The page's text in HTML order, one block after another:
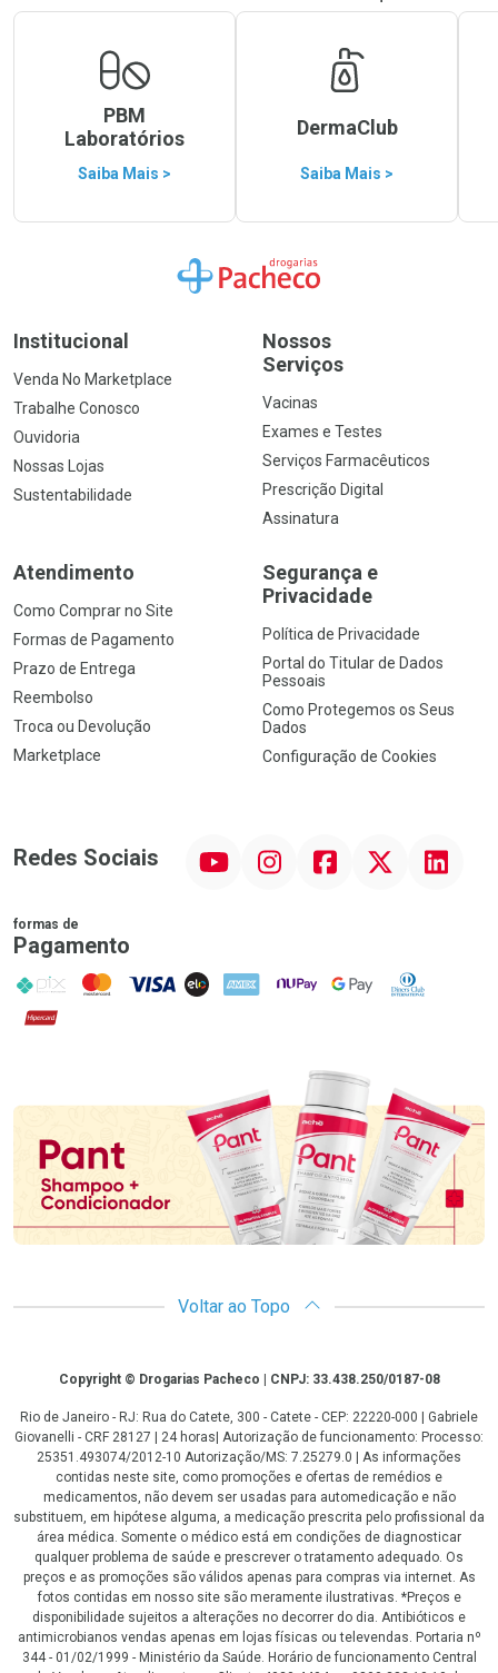
PBM
Laboratórios
Saiba Mais >
DermaClub
Saiba Mais >
Ir para a Home
Institucional
Venda No Marketplace
Trabalhe Conosco
Ouvidoria
Nossas Lojas
Sustentabilidade
Nossos
Serviços
Vacinas
Exames e Testes
Serviços Farmacêuticos
Prescrição Digital
Assinatura
Atendimento
Como Comprar no Site
Formas de Pagamento
Prazo de Entrega
Reembolso
Troca ou Devolução
Marketplace
Segurança e
Privacidade
Política de Privacidade
Portal do Titular de Dados
Pessoais
Como Protegemos os Seus
Dados
Configuração de Cookies
Redes Sociais InstagramFacebook Linkedin
formas de
Pagamento
PIX MasterCard
VISA ELO AMEX NuPay Google PayDiners Club
Hipercard
Promoção em Destaque
Voltar ao Topo
CopyrightCopyright © Drogarias Pacheco | CNPJ: 33.438.250/0187-08
Rio de Janeiro - RJ: Rua do Catete, 300 - Catete - CEP: 22220-000 | Gabriele
Giovanelli - CRF 28127 | 24 horas| Autorização de funcionamento: Processo:
25351.493074/2012-10 Autorização/MS: 7.25279.0 | As informações
contidas neste site, como promoções e ofertas de remédios e
medicamentos, não devem ser usadas para automedicação e não
substituem, em hipótese alguma, a medicação prescrita pelo profissional da
área médica. Somente o médico está em condições de diagnosticar
qualquer problema de saúde e prescrever o tratamento adequado. Os
preços e as promoções são válidos apenas para compras via internet. As
fotos contidas em nosso site são meramente ilustrativas. *Preços e
disponibilidade sujeitos a alterações no decorrer do dia. Antibióticos e
antimicrobianos vendas apenas em lojas físicas ou televendas. Portaria nº
344 - 01/02/1999 - Ministério da Saúde. Horário de funcionamento Central